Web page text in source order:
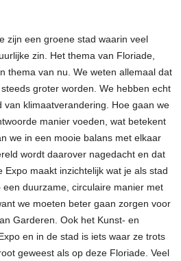
zijn een groene stad waarin veel
zin. Het thema van Floriade,
thema van nu. We weten allemaal dat
groter worden. We hebben echt
klimaatverandering. Hoe gaan we
manier voeden, wat betekent
we in een mooie balans met elkaar
wordt daarover nagedacht en dat
Expo maakt inzichtelijk wat je als stad
duurzame, circulaire manier met
we moeten beter gaan zorgen voor
Garderen. Ook het Kunst- en
en in de stad is iets waar ze trots
geweest als op deze Floriade. Veel